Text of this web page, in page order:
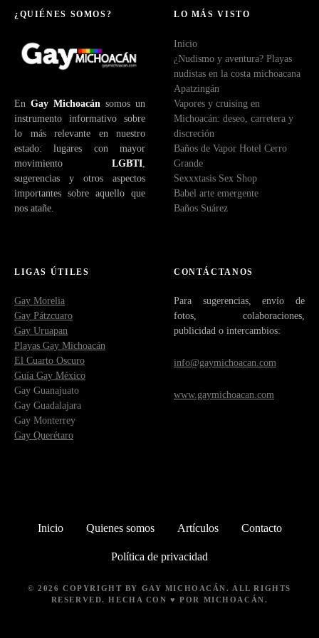
¿QUIÉNES SOMOS?
En Gay Michoacán somos un
instrumento informativo sobre
lo más relevante en nuestro
estado: lugares con mayor
movimiento LGBTI
sugerencias y otros aspectos
importantes sobre aquello que
nos atañe.
LO MÁS VISTO
Inicio
¿Nudismo y aventura? Playas
nudistas en la costa michoacana
Apatzingán
Vapores y cruising en
Michoacán: deseo, carretera y
discreción
Baños de Vapor Hotel Cerro
Grande
Sexxxtasis Sex Shop
Babel arte emergente
Baños Suárez
LIGAS ÚTILES
Gay Morelia
Gay Pátzcuaro
Gay Uruapan
Playas Gay Michoacán
El Cuarto Oscuro
Guía Gay México
Gay Guanajuato
Gay Guadalajara
Gay Monterrey
Gay Querétaro
CONTÁCTANOS
Para sugerencias, envío de
fotos, colaboraciones,
publicidad o intercambios:
info@gaymichoacan.com
www.gaymichoacan.com
Inicio Quienes somos Artículos Contacto
Política de privacidad
© 2026 COPYRIGHT BY GAY MICHOACÁN. ALL RIGHTS
RESERVED. HECHA CON ♥ POR MICHOACÁN.